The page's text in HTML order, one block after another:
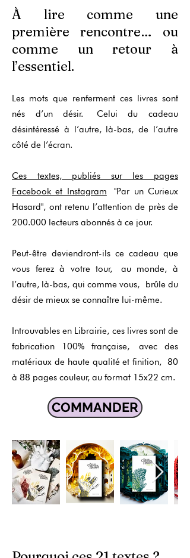
À lire comme une
première rencontre… ou
comme un retour à
l’essentiel.
Les mots que renferment ces livres sont
nés d’un désir. Celui du cadeau
désintéressé à l’autre, là-bas, de l’autre
côté de l’écran.
Ces textes, publiés sur les pages
Facebook et Instagram
"Par un Curieux
Hasard", ont retenu l’attention de près de
200.000 lecteurs abonnés à ce jour.
Peut-être deviendront-ils ce cadeau que
vous ferez à votre tour, au monde, à
l’autre, là-bas, qui comme vous,
brûle du
désir de mieux se connaître lui-même.
Introuvables en Librairie, ces livres sont de
fabrication 100% française,avec des
matériaux de haute qualité et finition, 80
à 88 pages couleur, au format 15x22 cm.
COMMANDER